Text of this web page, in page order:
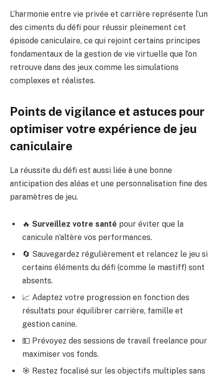
L’harmonie entre vie privée et carrière représente l’un
des ciments du défi pour réussir pleinement cet
épisode caniculaire, ce qui rejoint certains principes
fondamentaux de la gestion de vie virtuelle que l’on
retrouve dans des jeux comme les simulations
complexes et réalistes.
Points de vigilance et astuces pour
optimiser votre expérience de jeu
caniculaire
La réussite du défi est aussi liée à une bonne
anticipation des aléas et une personnalisation fine des
paramètres de jeu.
🔥 Surveillez votre santé pour éviter que la
canicule n’altère vos performances.
🔄 Sauvegardez régulièrement et relancez le jeu si
certains éléments du défi (comme le mastiff) sont
absents.
📈 Adaptez votre progression en fonction des
résultats pour équilibrer carrière, famille et
gestion canine.
💵 Prévoyez des sessions de travail freelance pour
maximiser vos fonds.
🎯 Restez focalisé sur les objectifs multiples sans